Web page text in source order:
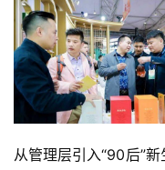
从管理层引入“90后”